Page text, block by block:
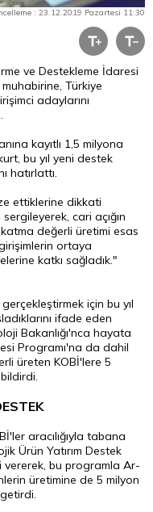
: 23.12.2019 Pazartesi 11:30
ve Destekleme İdaresi
Türkiye
adaylarını
kayıtlı 1,5 milyona
bu yıl yeni destek
hatırlattı.
ettiklerine dikkati
cari açığın
değerli üretimi esas
ortaya
katkı sağladık."
için bu yıl
ifade eden
Bakanlığı'nca hayata
Programı'na da dahil
üreten KOBİ'lere 5
aracılığıyla tabana
Ürün Yatırım Destek
vererek, bu programla Ar-
üretimine de 5 milyon